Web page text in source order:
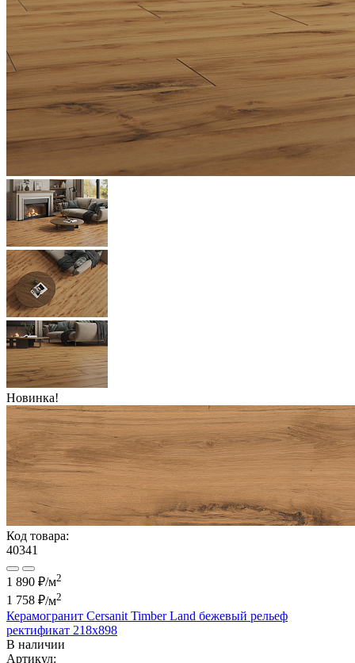
Новинка!
Код товара:
40341
1 890 ₽/м2
1 758 ₽/м2
Керамогранит Cersanit Timber Land бежевый рельеф
ректификат 218x898
В наличии
Артикул: